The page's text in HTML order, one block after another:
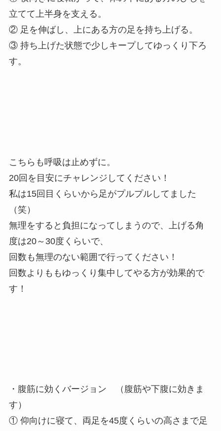
立てて上半身を支える。
② 足を伸ばし、上にある方の足を持ち上げる。
③ 持ち上げた状態で少しキープしてゆっくり下ろ
す。
こちらも呼吸は止めずに。
20回を目安にチャレンジしてください！
私は15回目くらいから足がプルプルしてました
（笑）
無理をすると負担になってしまうので、上げる角
度は20～30度くらいで、
回数も無理のない範囲で行ってください！
回数よりももゆっくり集中してやる方が効果的で
す！
・腹筋に効くバージョン （腹筋や下腹に効きま
す）
① 仰向けに寝て、両足を45度くらいの高さまで足